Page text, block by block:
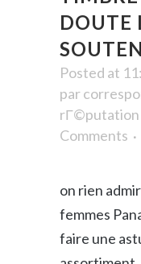
DOUTE
Posted at
par
rГ©putation
Comments
on rien
femmes
faire une